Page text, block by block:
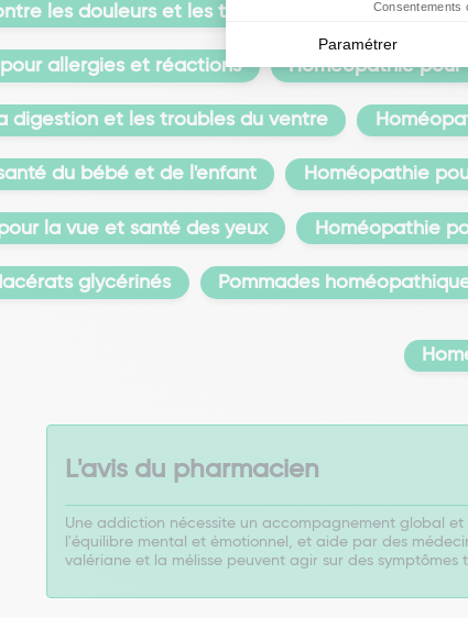
les douleurs et les traumatismes
allergies et réactions Homéopathie pour
digestion et les troubles du ventre
du bébé et de l'enfant Homéopathie
la vue et santé des yeux Homéopathie
glycérinés Pommades
L'avis du pharmacien
Une addiction nécessite un accompagnement global
l'équilibre mental et émotionnel, et aide par des
valériane et la mélisse peuvent agir sur des symptômes